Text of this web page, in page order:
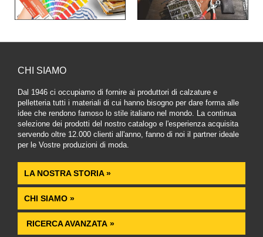
CHI SIAMO
Dal 1946 ci occupiamo di fornire ai produttori di calzature e
pelletteria tutti i materiali di cui hanno bisogno per dare forma alle
idee che rendono famoso lo stile italiano nel mondo. La continua
selezione dei prodotti del nostro catalogo e l'esperienza acquisita
servendo oltre 12.000 clienti all'anno, fanno di noi il partner ideale
per le Vostre produzioni di moda.
LA NOSTRA STORIA »
CHI SIAMO »
RICERCA AVANZATA »